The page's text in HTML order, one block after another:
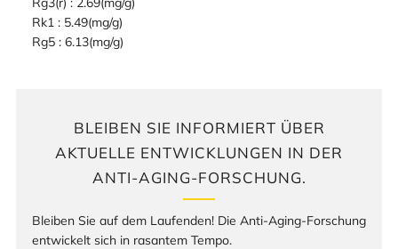
Rk1 : 5.49(mg/g)
Rg5 : 6.13(mg/g)
BLEIBEN SIE INFORMIERT ÜBER
AKTUELLE ENTWICKLUNGEN IN DER
ANTI-AGING-FORSCHUNG.
Bleiben Sie auf dem Laufenden! Die Anti-Aging-Forschung
entwickelt sich in rasantem Tempo.